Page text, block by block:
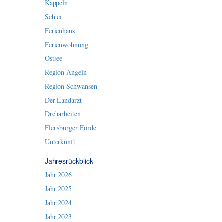
Kappeln
Schlei
Ferienhaus
Ferienwohnung
Ostsee
Region Angeln
Region Schwansen
Der Landarzt
Dreharbeiten
Flensburger Förde
Unterkunft
Jahresrückblick
Jahr 2026
Jahr 2025
Jahr 2024
Jahr 2023